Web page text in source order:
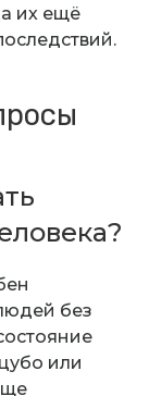
их ещё
без
или